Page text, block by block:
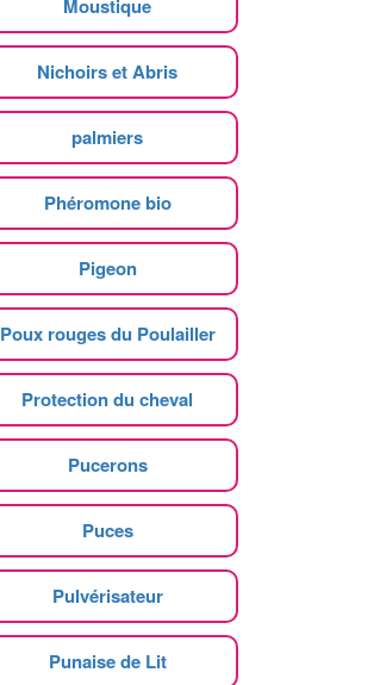
Moustique
Nichoirs et Abris
palmiers
Phéromone bio
Pigeon
Poux rouges du Poulailler
Protection du cheval
Pucerons
Puces
Pulvérisateur
Punaise de Lit